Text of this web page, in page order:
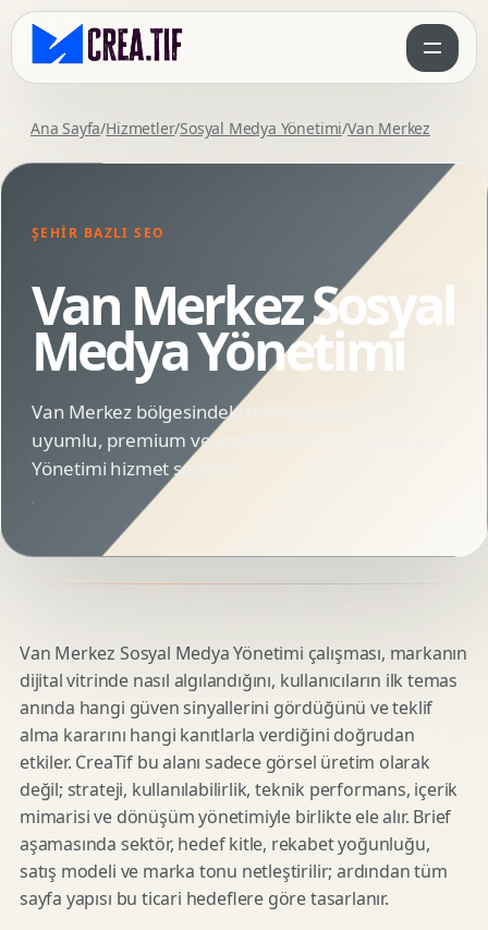
Ana Sayfa/Hizmetler/Sosyal Medya Yönetimi/Van Merkez
ŞEHIR BAZLI SEO
Van Merkez Sosyal
Medya Yönetimi
Van Merkez bölgesindeki markalar için SEO
uyumlu, premium ve animasyonlu Sosyal Medya
Yönetimi hizmet sayfası.
Van Merkez Sosyal Medya Yönetimi çalışması, markanın
dijital vitrinde nasıl algılandığını, kullanıcıların ilk temas
anında hangi güven sinyallerini gördüğünü ve teklif
alma kararını hangi kanıtlarla verdiğini doğrudan
etkiler. CreaTif bu alanı sadece görsel üretim olarak
değil; strateji, kullanılabilirlik, teknik performans, içerik
mimarisi ve dönüşüm yönetimiyle birlikte ele alır. Brief
aşamasında sektör, hedef kitle, rekabet yoğunluğu,
satış modeli ve marka tonu netleştirilir; ardından tüm
sayfa yapısı bu ticari hedeflere göre tasarlanır.